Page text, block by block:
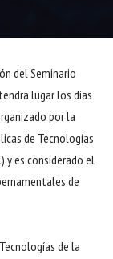
del Seminario
lugar los días
por la
de Tecnologías
y es considerado el
de
de la